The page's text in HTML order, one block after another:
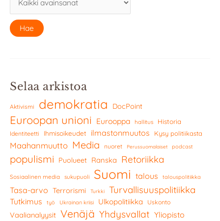
Selaa arkistoa
Aktivismi demokratia DocPoint
Euroopan unioni Eurooppa hallitus Historia
Identiteetti Ihmisoikeudet ilmastonmuutos Kysy politiikasta
Maahanmuutto Media nuoret Perussuomalaiset podcast
populismi Puolueet Ranska Retoriikka
Sosiaalinen media sukupuoli Suomi talous talouspolitiikka
Tasa-arvo Terrorismi Turkki Turvallisuuspolitiikka
Tutkimus työ Ukrainan kriisi Ulkopolitiikka Uskonto
Vaalianalyysit Venäjä Yhdysvallat Yliopisto